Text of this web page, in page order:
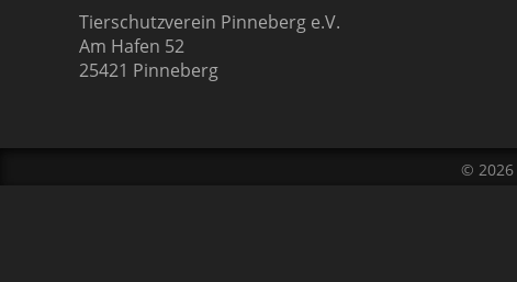
PresseTierschutzverein Pinneberg e.V.
Am Hafen 52
25421 Pinneberg
© 2026